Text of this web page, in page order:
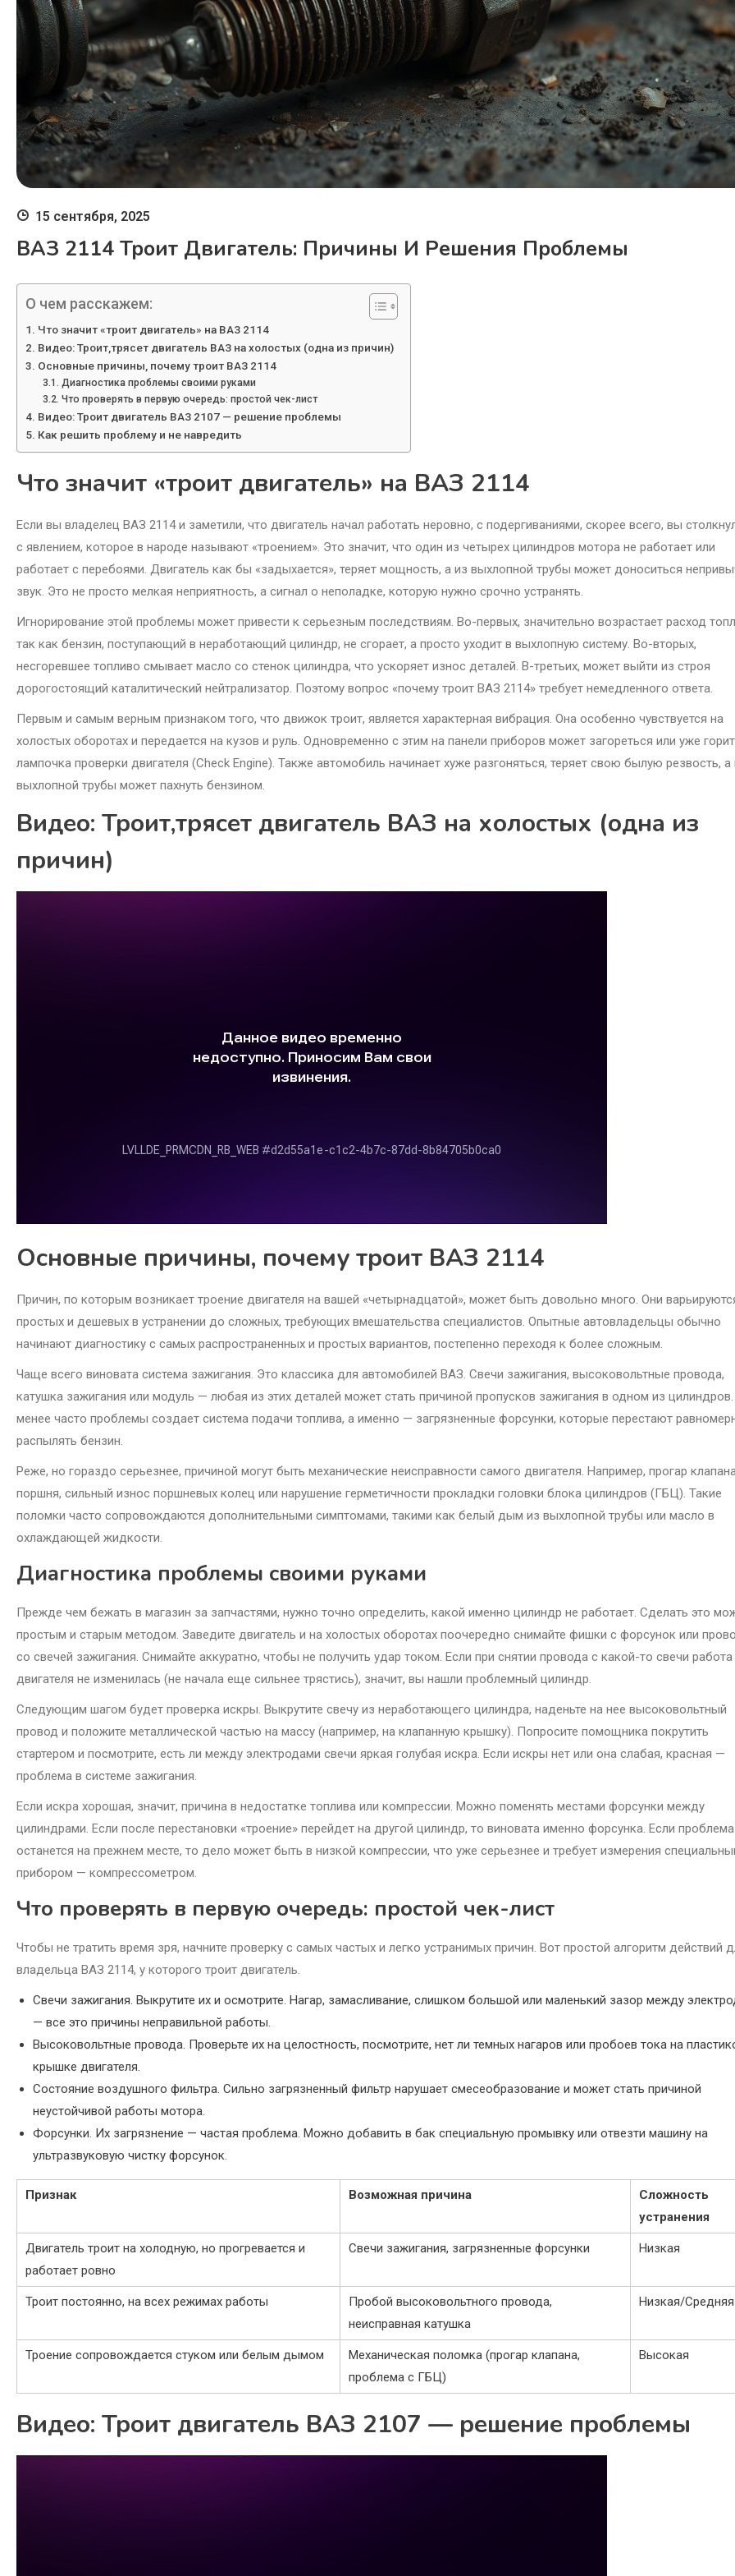
15 сентября, 2025
ВАЗ 2114 Троит Двигатель: Причины И Решения Проблемы
О чем расскажем:
Что значит «троит двигатель» на ВАЗ 2114
Видео: Троит,трясет двигатель ВАЗ на холостых (одна из причин)
Основные причины, почему троит ВАЗ 2114
Диагностика проблемы своими руками
Что проверять в первую очередь: простой чек-лист
Видео: Троит двигатель ВАЗ 2107 — решение проблемы
Как решить проблему и не навредить
Что значит «троит двигатель» на ВАЗ 2114
Если вы владелец ВАЗ 2114 и заметили, что двигатель начал работать неровно, с подергиваниями, скорее всего, вы
с явлением, которое в народе называют «троением». Это значит, что один из четырех цилиндров мотора не работает или
работает с перебоями. Двигатель как бы «задыхается», теряет мощность, а из выхлопной трубы может доноситься
звук. Это не просто мелкая неприятность, а сигнал о неполадке, которую нужно срочно устранять.
Игнорирование этой проблемы может привести к серьезным последствиям. Во-первых, значительно возрастает расход
так как бензин, поступающий в неработающий цилиндр, не сгорает, а просто уходит в выхлопную систему. Во-вторых,
несгоревшее топливо смывает масло со стенок цилиндра, что ускоряет износ деталей. В-третьих, может выйти из строя
дорогостоящий каталитический нейтрализатор. Поэтому вопрос «почему троит ВАЗ 2114» требует немедленного ответа.
Первым и самым верным признаком того, что движок троит, является характерная вибрация. Она особенно чувствуется на
холостых оборотах и передается на кузов и руль. Одновременно с этим на панели приборов может загореться или уже горит
лампочка проверки двигателя (Check Engine). Также автомобиль начинает хуже разгоняться, теряет свою былую резвость, а
выхлопной трубы может пахнуть бензином.
Видео: Троит,трясет двигатель ВАЗ на холостых (одна из
причин)
Основные причины, почему троит ВАЗ 2114
Причин, по которым возникает троение двигателя на вашей «четырнадцатой», может быть довольно много. Они
простых и дешевых в устранении до сложных, требующих вмешательства специалистов. Опытные автовладельцы обычно
начинают диагностику с самых распространенных и простых вариантов, постепенно переходя к более сложным.
Чаще всего виновата система зажигания. Это классика для автомобилей ВАЗ. Свечи зажигания, высоковольтные провода,
катушка зажигания или модуль — любая из этих деталей может стать причиной пропусков зажигания в одном из
менее часто проблемы создает система подачи топлива, а именно — загрязненные форсунки, которые перестают
распылять бензин.
Реже, но гораздо серьезнее, причиной могут быть механические неисправности самого двигателя. Например, прогар
поршня, сильный износ поршневых колец или нарушение герметичности прокладки головки блока цилиндров (ГБЦ). Такие
поломки часто сопровождаются дополнительными симптомами, такими как белый дым из выхлопной трубы или масло в
охлаждающей жидкости.
Диагностика проблемы своими руками
Прежде чем бежать в магазин за запчастями, нужно точно определить, какой именно цилиндр не работает. Сделать это
простым и старым методом. Заведите двигатель и на холостых оборотах поочередно снимайте фишки с форсунок или
со свечей зажигания. Снимайте аккуратно, чтобы не получить удар током. Если при снятии провода с какой-то свечи работа
двигателя не изменилась (не начала еще сильнее трястись), значит, вы нашли проблемный цилиндр.
Следующим шагом будет проверка искры. Выкрутите свечу из неработающего цилиндра, наденьте на нее высоковольтный
провод и положите металлической частью на массу (например, на клапанную крышку). Попросите помощника покрутить
стартером и посмотрите, есть ли между электродами свечи яркая голубая искра. Если искры нет или она слабая, красная —
проблема в системе зажигания.
Если искра хорошая, значит, причина в недостатке топлива или компрессии. Можно поменять местами форсунки между
цилиндрами. Если после перестановки «троение» перейдет на другой цилиндр, то виновата именно форсунка. Если проблема
останется на прежнем месте, то дело может быть в низкой компрессии, что уже серьезнее и требует измерения
прибором — компрессометром.
Что проверять в первую очередь: простой чек-лист
Чтобы не тратить время зря, начните проверку с самых частых и легко устранимых причин. Вот простой алгоритм действий
владельца ВАЗ 2114, у которого троит двигатель.
Свечи зажигания. Выкрутите их и осмотрите. Нагар, замасливание, слишком большой или маленький зазор между
— все это причины неправильной работы.
Высоковольтные провода. Проверьте их на целостность, посмотрите, нет ли темных нагаров или пробоев тока на
крышке двигателя.
Состояние воздушного фильтра. Сильно загрязненный фильтр нарушает смесеобразование и может стать причиной
неустойчивой работы мотора.
Форсунки. Их загрязнение — частая проблема. Можно добавить в бак специальную промывку или отвезти машину на
ультразвуковую чистку форсунок.
Признак Возможная причина
Сложность
устранения
Двигатель троит на холодную, но прогревается и
работает ровно
Свечи зажигания, загрязненные форсунки Низкая
Троит постоянно, на всех режимах работы
Пробой высоковольтного провода,
неисправная катушка
Низкая/Средняя
Троение сопровождается стуком или белым дымом
Механическая поломка (прогар клапана,
проблема с ГБЦ)
Высокая
Видео: Троит двигатель ВАЗ 2107 — решение проблемы